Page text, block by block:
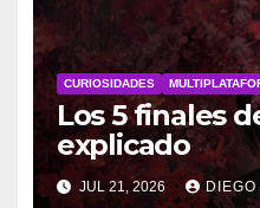
CURIOSIDADES
Los 5 finales
explicado
JUL 21, 2026 DIEGO